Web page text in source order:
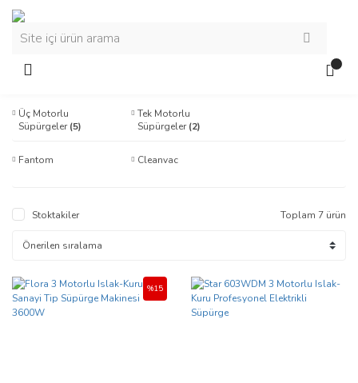
Üç Motorlu
Süpürgeler(5)
Tek Motorlu
Süpürgeler(2)
Fantom Cleanvac
Stoktakiler Toplam 7 ürün
%15